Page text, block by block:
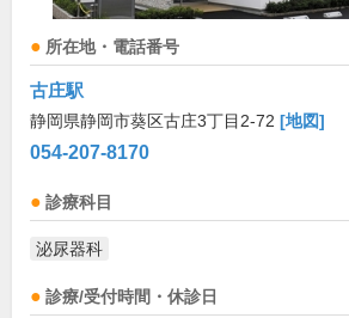
所在地・電話番号
古庄駅
静岡県静岡市葵区古庄3丁目2-72 [地図]
054-207-8170
診療科目
泌尿器科
診療/受付時間・休診日